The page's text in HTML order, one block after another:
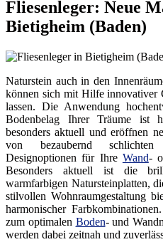
Fliesenleger: Neue
Bietigheim (Baden)
Naturstein auch in den
können sich mit Hilfe innovativer
lassen. Die Anwendung
Bodenbelag Ihrer Träume ist
besonders aktuell und eröffnen
von bezaubernd
Designoptionen für Ihre Wand-
Besonders aktuell ist die
warmfarbigen Natursteinplatten,
stilvollen Wohnraumgestaltung
harmonischer
zum optimalen Boden- und
werden dabei zeitnah und